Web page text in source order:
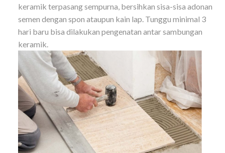
keramik terpasang sempurna, bersihkan sisa-sisa adonan
semen dengan spon ataupun kain lap. Tunggu minimal 3
hari baru bisa dilakukan pengenatan antar sambungan
keramik.